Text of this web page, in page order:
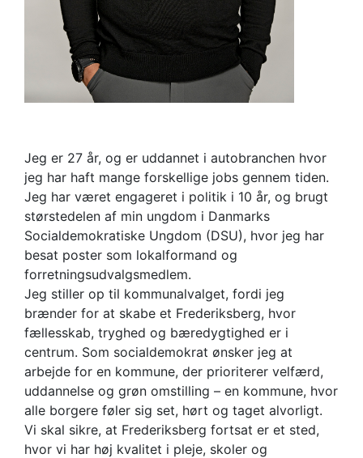
Jeg er 27 år, og er uddannet i autobranchen hvor
jeg har haft mange forskellige jobs gennem tiden.
Jeg har været engageret i politik i 10 år, og brugt
størstedelen af min ungdom i Danmarks
Socialdemokratiske Ungdom (DSU), hvor jeg har
besat poster som lokalformand og
forretningsudvalgsmedlem.
Jeg stiller op til kommunalvalget, fordi jeg
brænder for at skabe et Frederiksberg, hvor
fællesskab, tryghed og bæredygtighed er i
centrum. Som socialdemokrat ønsker jeg at
arbejde for en kommune, der prioriterer velfærd,
uddannelse og grøn omstilling – en kommune, hvor
alle borgere føler sig set, hørt og taget alvorligt.
Vi skal sikre, at Frederiksberg fortsat er et sted,
hvor vi har høj kvalitet i pleje, skoler og